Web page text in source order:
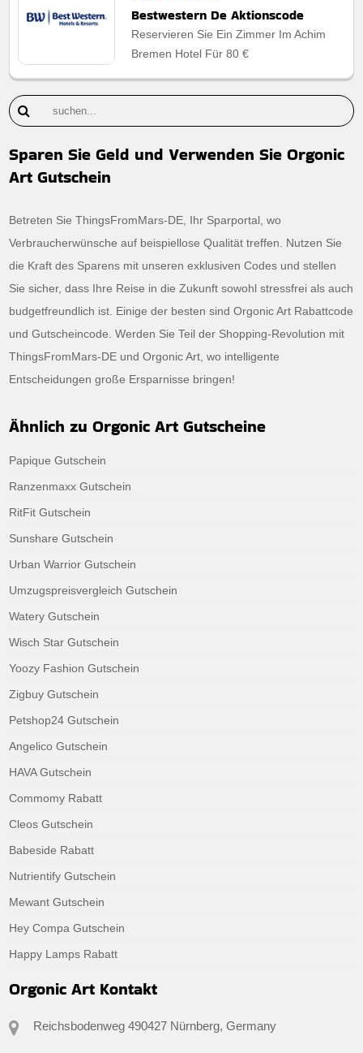
Bestwestern De Aktionscode
Reservieren Sie Ein Zimmer Im Achim
Bremen Hotel Für 80 €
Sparen Sie Geld und Verwenden Sie Orgonic
Art Gutschein
Betreten Sie ThingsFromMars-DE, Ihr Sparportal, wo
Verbraucherwünsche auf beispiellose Qualität treffen. Nutzen Sie
die Kraft des Sparens mit unseren exklusiven Codes und stellen
Sie sicher, dass Ihre Reise in die Zukunft sowohl stressfrei als auch
budgetfreundlich ist. Einige der besten sind Orgonic Art Rabattcode
und Gutscheincode. Werden Sie Teil der Shopping-Revolution mit
ThingsFromMars-DE und Orgonic Art, wo intelligente
Entscheidungen große Ersparnisse bringen!
Ähnlich zu Orgonic Art Gutscheine
Papique Gutschein
Ranzenmaxx Gutschein
RitFit Gutschein
Sunshare Gutschein
Urban Warrior Gutschein
Umzugspreisvergleich Gutschein
Watery Gutschein
Wisch Star Gutschein
Yoozy Fashion Gutschein
Zigbuy Gutschein
Petshop24 Gutschein
Angelico Gutschein
HAVA Gutschein
Commomy Rabatt
Cleos Gutschein
Babeside Rabatt
Nutrientify Gutschein
Mewant Gutschein
Hey Compa Gutschein
Happy Lamps Rabatt
Orgonic Art Kontakt
Reichsbodenweg 490427 Nürnberg, Germany